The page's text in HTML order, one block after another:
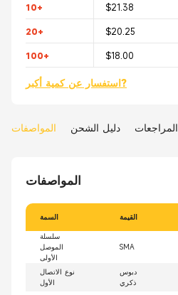
10+ $21.38
20+ $20.25
100+ $18.00
استفسار عن كمية أكبر?
المواصفات دليل الشحن المراجعات
المواصفات
السمة القيمة
سلسلة
الموصل
الأولى
SMA
نوع الاتصال
الأول
دبوس
ذكري